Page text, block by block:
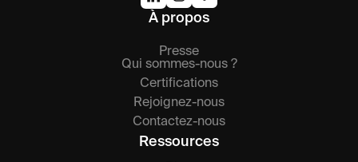
À propos
Presse
Qui sommes-nous ?
Certifications
Rejoignez-nous
Contactez-nous
Ressources